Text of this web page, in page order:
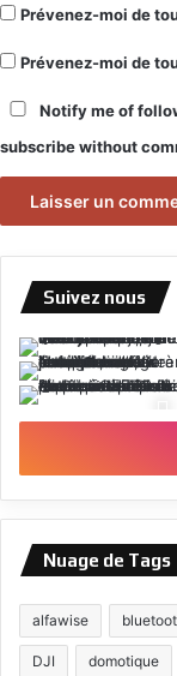
Prévenez-moi de
Prévenez-moi de
Notify me of
subscribewithout
Suivez nous
Nuage de Tags
alfawise
DJI domotique